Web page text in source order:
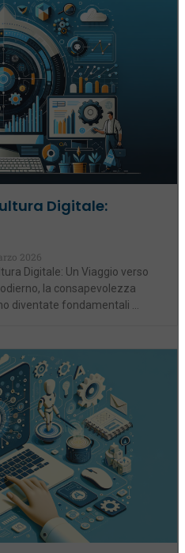
Digitale:
2026
Digitale: Un Viaggio verso
la consapevolezza
diventate fondamentali …